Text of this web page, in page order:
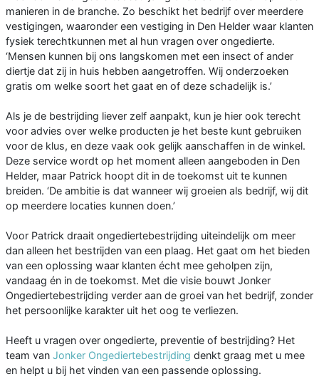
manieren in de branche. Zo beschikt het bedrijf over meerdere
vestigingen, waaronder een vestiging in Den Helder waar klanten
fysiek terechtkunnen met al hun vragen over ongedierte.
‘Mensen kunnen bij ons langskomen met een insect of ander
diertje dat zij in huis hebben aangetroffen. Wij onderzoeken
gratis om welke soort het gaat en of deze schadelijk is.’
Als je de bestrijding liever zelf aanpakt, kun je hier ook terecht
voor advies over welke producten je het beste kunt gebruiken
voor de klus, en deze vaak ook gelijk aanschaffen in de winkel.
Deze service wordt op het moment alleen aangeboden in Den
Helder, maar Patrick hoopt dit in de toekomst uit te kunnen
breiden. ‘De ambitie is dat wanneer wij groeien als bedrijf, wij dit
op meerdere locaties kunnen doen.’
Voor Patrick draait ongediertebestrijding uiteindelijk om meer
dan alleen het bestrijden van een plaag. Het gaat om het bieden
van een oplossing waar klanten écht mee geholpen zijn,
vandaag én in de toekomst. Met die visie bouwt Jonker
Ongediertebestrijding verder aan de groei van het bedrijf, zonder
het persoonlijke karakter uit het oog te verliezen.
Heeft u vragen over ongedierte, preventie of bestrijding? Het
team van Jonker Ongediertebestrijding denkt graag met u mee
en helpt u bij het vinden van een passende oplossing.